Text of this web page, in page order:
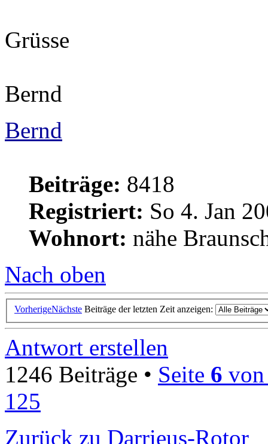
Grüsse
Bernd
Bernd
Beiträge: 8418
Registriert: So 4. Jan
Wohnort: nähe
Nach oben
VorherigeNächste Beiträge der letzten Zeit anzeigen:
Antwort erstellen
1246 Beiträge • Seite 6
125
Zurück zu Darrieus-Rotor